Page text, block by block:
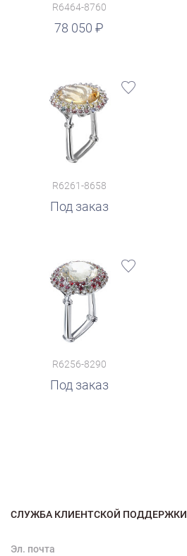
R6464-8760
78 050
R6261-8658
Под заказ
R6256-8290
Под заказ
СЛУЖБА КЛИЕНТСКОЙ ПОДДЕРЖКИ
Эл. почта